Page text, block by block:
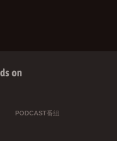
on
PODCAST番組